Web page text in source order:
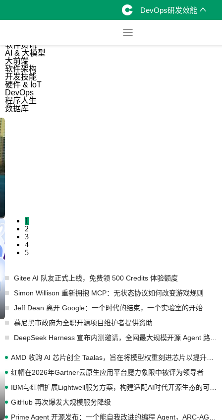
DevOps研发效能
软件资讯
AI & 大模型
大前端
软件架构
开发技能
硬件 & IoT
DevOps
程序人生
数据库
1
2
3
4
5
Gitee AI 队友正式上线，免费领 500 Credits 体验额度
Simon Willison 重新拥抱 MCP：无状态协议如何改变游戏规则
Jeff Dean 离开 Google：一个时代的结束，一个实验室的开始
慕尼黑市政府为全职开源项目维护者提供资助
红帽在2026年Gartner云原生应用平台魔力象限中被评为领导者
GitHub 再次爆发大规模服务降级